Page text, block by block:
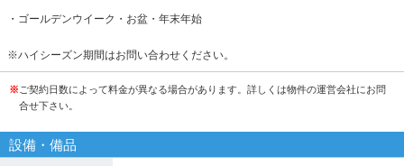
・ゴールデンウイーク・お盆・年末年始
※ハイシーズン期間はお問い合わせください。
※ ご契約日数によって料金が異なる場合があります。詳しくは物件の運営会社にお問
合せ下さい。
設備・備品